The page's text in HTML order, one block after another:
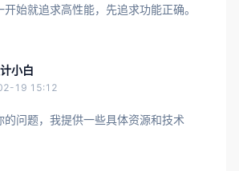
开始就追求高性能，先追求功能正确。
小白
19 15:12
的问题，我提供一些具体资源和技术